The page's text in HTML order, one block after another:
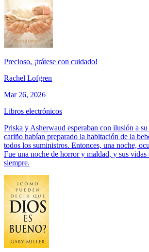
Precioso, ¡trátese con cuidado!
Rachel Lofgren
Mar 26, 2026
Libros electrónicos
Priska y Asherwaud esperaban con ilusión a
cariño habían preparado la habitación de la
todos los suministros. Entonces, una noche,
Fue una noche de horror y maldad, y sus vidas
siempre.